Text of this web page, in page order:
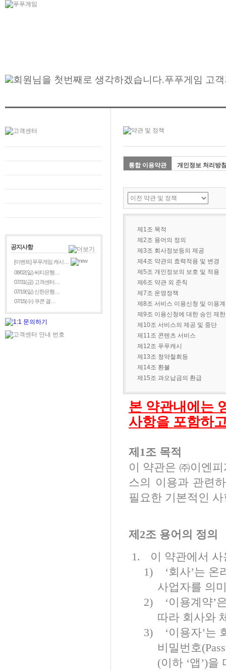
공지사항
[이벤트] 푸푸게임 캐시…
08/02(일) 씨티은행…
07/31(금) 고객센터…
07/19(일) 신한은행…
07/15(수) 쿠콘 결…
통합 이용약관 개인정보 처리방
제1조 목적
제2조 용어의 정의
제3조 회사정보등의 제공
제4조 약관의 효력적용 및 변경
제5조 개인정보의 보호 및 적용
제6조 약관 외 준칙
제7조 운영정책
제8조 서비스 이용신청 및 이용
제9조 이용신청에 대한 승인 제한
제10조 서비스의 제공 및 중단
제11조 콘텐츠 서비스
제12조 푸푸캐시
제13조 청약철회등
제14조 환불
제15조 과오납금의 환급
본 약관내에는
사항을 포함하
제 1조 목적
이 약관은 ㈜이엔
스의 이용과 관련
필요한 기본적인
제 2조 용어의 정의
1.
이 약관에서
1)
‘회사’는 온
사업자를 의
2)
‘이용계약’
따라 회사와
3)
‘이용자’는
비밀번호
(이하 ‘앱 ’)을